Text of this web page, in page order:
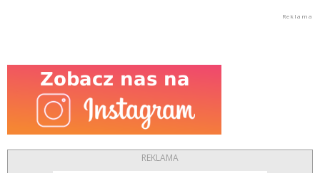
REKLAMA